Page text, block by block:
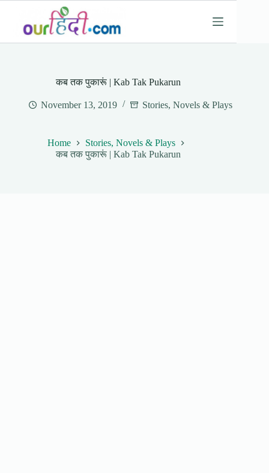
content
कब तक पुकारूं | Kab Tak Pukarun
November 13, 2019 Stories, Novels & Plays
Home
Stories, Novels & Plays
कब तक पुकारूं | Kab Tak Pukarun